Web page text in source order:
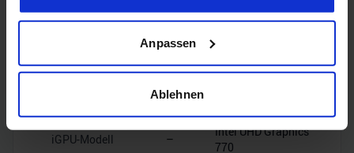
Informationen über Ihre geografische Lage erfassen,
welche bis auf einige Meter genau sein können
Ihr Gerät durch aktives Scannen nach bestimmten
Erfahren Sie mehr darüber, wie Ihre persönlichen Daten
verarbeitet werden, und legen Sie Ihre Präferenzen im
Anpassen
Ablehnen
❌
iGPU-Modell –
Intel UHD Graphics
770